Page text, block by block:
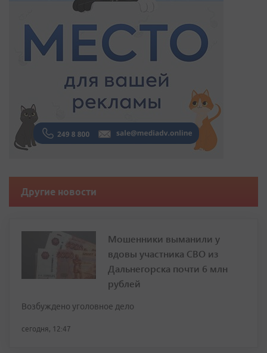
Другие новости
Мошенники выманили у
вдовы участника СВО из
Дальнегорска почти 6 млн
рублей
Возбуждено уголовное дело
сегодня, 12:47